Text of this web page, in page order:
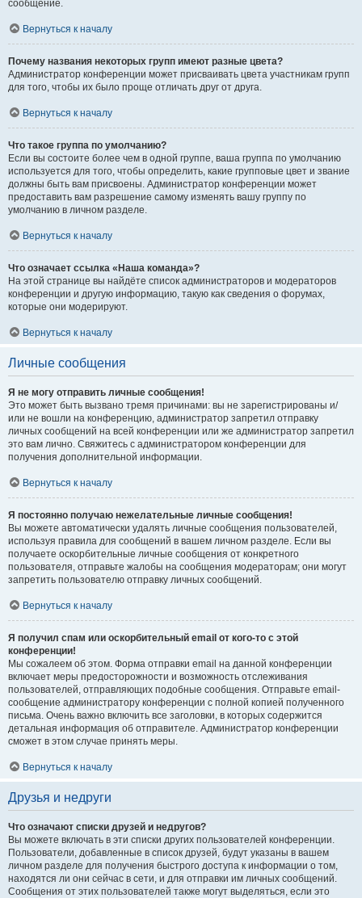
сообщение.
Вернуться к началу
Почему названия некоторых групп имеют разные цвета?
Администратор конференции может присваивать цвета участникам групп
для того, чтобы их было проще отличать друг от друга.
Вернуться к началу
Что такое группа по умолчанию?
Если вы состоите более чем в одной группе, ваша группа по умолчанию
используется для того, чтобы определить, какие групповые цвет и звание
должны быть вам присвоены. Администратор конференции может
предоставить вам разрешение самому изменять вашу группу по
умолчанию в личном разделе.
Вернуться к началу
Что означает ссылка «Наша команда»?
На этой странице вы найдёте список администраторов и модераторов
конференции и другую информацию, такую как сведения о форумах,
которые они модерируют.
Вернуться к началу
Личные сообщения
Я не могу отправить личные сообщения!
Это может быть вызвано тремя причинами: вы не зарегистрированы и/
или не вошли на конференцию, администратор запретил отправку
личных сообщений на всей конференции или же администратор запретил
это вам лично. Свяжитесь с администратором конференции для
получения дополнительной информации.
Вернуться к началу
Я постоянно получаю нежелательные личные сообщения!
Вы можете автоматически удалять личные сообщения пользователей,
используя правила для сообщений в вашем личном разделе. Если вы
получаете оскорбительные личные сообщения от конкретного
пользователя, отправьте жалобы на сообщения модераторам; они могут
запретить пользователю отправку личных сообщений.
Вернуться к началу
Я получил спам или оскорбительный email от кого-то с этой
конференции!
Мы сожалеем об этом. Форма отправки email на данной конференции
включает меры предосторожности и возможность отслеживания
пользователей, отправляющих подобные сообщения. Отправьте email-
сообщение администратору конференции с полной копией полученного
письма. Очень важно включить все заголовки, в которых содержится
детальная информация об отправителе. Администратор конференции
сможет в этом случае принять меры.
Вернуться к началу
Друзья и недруги
Что означают списки друзей и недругов?
Вы можете включать в эти списки других пользователей конференции.
Пользователи, добавленные в список друзей, будут указаны в вашем
личном разделе для получения быстрого доступа к информации о том,
находятся ли они сейчас в сети, и для отправки им личных сообщений.
Сообщения от этих пользователей также могут выделяться, если это